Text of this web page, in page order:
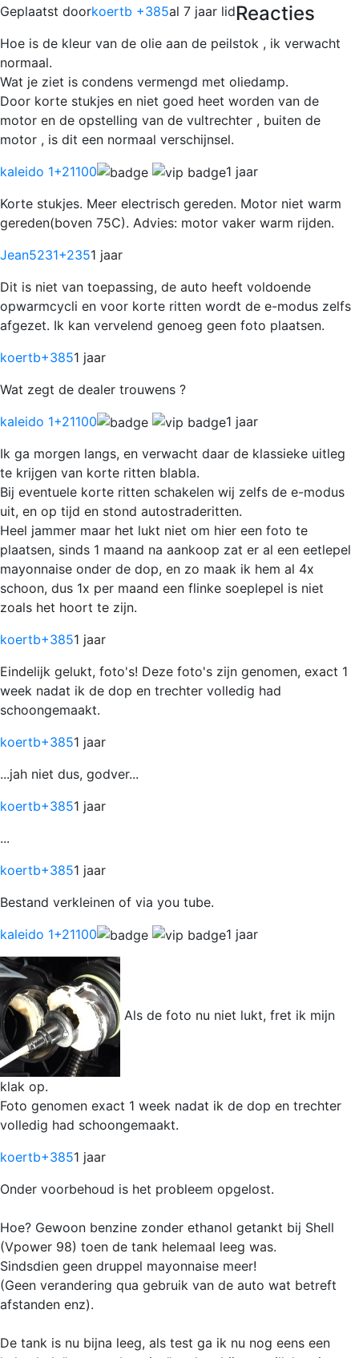
Geplaatst doorkoertb +385al 7 jaar lidReacties
Hoe is de kleur van de olie aan de peilstok , ik verwacht
normaal.
Wat je ziet is condens vermengd met oliedamp.
Door korte stukjes en niet goed heet worden van de
motor en de opstelling van de vultrechter , buiten de
motor , is dit een normaal verschijnsel.
kaleido 1+21100
1 jaar
Korte stukjes. Meer electrisch gereden. Motor niet warm
gereden(boven 75C). Advies: motor vaker warm rijden.
Jean5231+2351 jaar
Dit is niet van toepassing, de auto heeft voldoende
opwarmcycli en voor korte ritten wordt de e-modus zelfs
afgezet. Ik kan vervelend genoeg geen foto plaatsen.
koertb+3851 jaar
Wat zegt de dealer trouwens ?
kaleido 1+21100
1 jaar
Ik ga morgen langs, en verwacht daar de klassieke uitleg
te krijgen van korte ritten blabla.
Bij eventuele korte ritten schakelen wij zelfs de e-modus
uit, en op tijd en stond autostraderitten.
Heel jammer maar het lukt niet om hier een foto te
plaatsen, sinds 1 maand na aankoop zat er al een eetlepel
mayonnaise onder de dop, en zo maak ik hem al 4x
schoon, dus 1x per maand een flinke soeplepel is niet
zoals het hoort te zijn.
koertb+3851 jaar
Eindelijk gelukt, foto's! Deze foto's zijn genomen, exact 1
week nadat ik de dop en trechter volledig had
schoongemaakt.
koertb+3851 jaar
...jah niet dus, godver...
koertb+3851 jaar
...
koertb+3851 jaar
Bestand verkleinen of via you tube.
kaleido 1+21100 1 jaar
Als de foto nu niet lukt, fret ik mijn
klak op.
Foto genomen exact 1 week nadat ik de dop en trechter
volledig had schoongemaakt.
koertb+3851 jaar
Onder voorbehoud is het probleem opgelost.
Hoe? Gewoon benzine zonder ethanol getankt bij Shell
(Vpower 98) toen de tank helemaal leeg was.
Sindsdien geen druppel mayonnaise meer!
(Geen verandering qua gebruik van de auto wat betreft
afstanden enz).
De tank is nu bijna leeg, als test ga ik nu nog eens een